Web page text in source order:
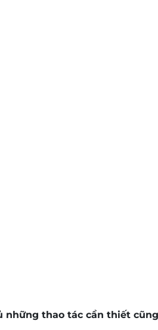
thao tác cần thiết